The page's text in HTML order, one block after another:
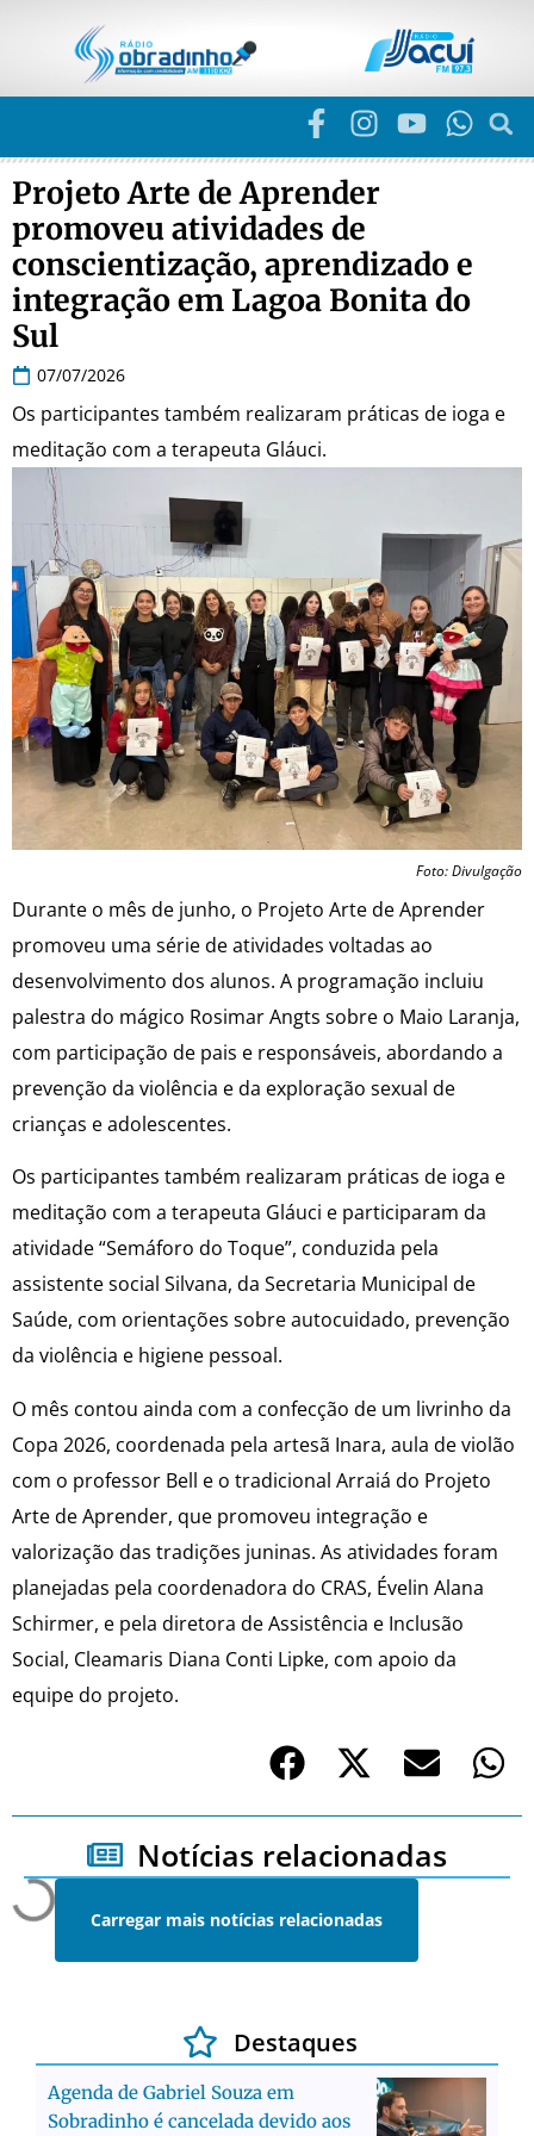
Projeto Arte de Aprender
promoveu atividades de
conscientização, aprendizado e
integração em Lagoa Bonita do
Sul
07/07/2026
Os participantes também realizaram práticas de ioga e
meditação com a terapeuta Gláuci.
Foto: Divulgação
Durante o mês de junho, o Projeto Arte de Aprender
promoveu uma série de atividades voltadas ao
desenvolvimento dos alunos. A programação incluiu
palestra do mágico Rosimar Angts sobre o Maio Laranja,
com participação de pais e responsáveis, abordando a
prevenção da violência e da exploração sexual de
crianças e adolescentes.
Os participantes também realizaram práticas de ioga e
meditação com a terapeuta Gláuci e participaram da
atividade “Semáforo do Toque”, conduzida pela
assistente social Silvana, da Secretaria Municipal de
Saúde, com orientações sobre autocuidado, prevenção
da violência e higiene pessoal.
O mês contou ainda com a confecção de um livrinho da
Copa 2026, coordenada pela artesã Inara, aula de violão
com o professor Bell e o tradicional Arraiá do Projeto
Arte de Aprender, que promoveu integração e
valorização das tradições juninas. As atividades foram
planejadas pela coordenadora do CRAS, Évelin Alana
Schirmer, e pela diretora de Assistência e Inclusão
Social, Cleamaris Diana Conti Lipke, com apoio da
equipe do projeto.
Notícias relacionadas
Carregar mais notícias relacionadas
Destaques
Agenda de Gabriel Souza em
Sobradinho é cancelada devido aos